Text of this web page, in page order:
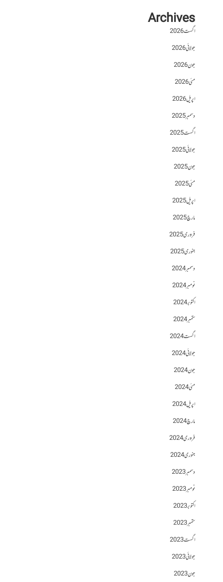
Archives
اگست 2026
جولائی 2026
جون 2026
مئی 2026
اپریل 2026
دسمبر 2025
اگست 2025
جولائی 2025
جون 2025
مئی 2025
اپریل 2025
مارچ 2025
فروری 2025
جنوری 2025
دسمبر 2024
نومبر 2024
اکتوبر 2024
ستمبر 2024
اگست 2024
جولائی 2024
جون 2024
مئی 2024
اپریل 2024
مارچ 2024
فروری 2024
جنوری 2024
دسمبر 2023
نومبر 2023
اکتوبر 2023
ستمبر 2023
اگست 2023
جولائی 2023
جون 2023